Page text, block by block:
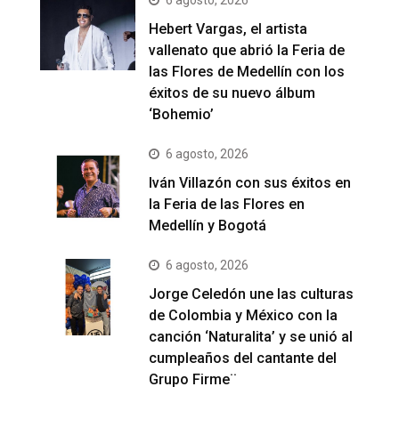
Hebert Vargas, el artista
vallenato que abrió la Feria de
las Flores de Medellín con los
éxitos de su nuevo álbum
‘Bohemio’
6 agosto, 2026
Iván Villazón con sus éxitos en
la Feria de las Flores en
Medellín y Bogotá
6 agosto, 2026
Jorge Celedón une las culturas
de Colombia y México con la
canción ‘Naturalita’ y se unió al
cumpleaños del cantante del
Grupo Firme¨